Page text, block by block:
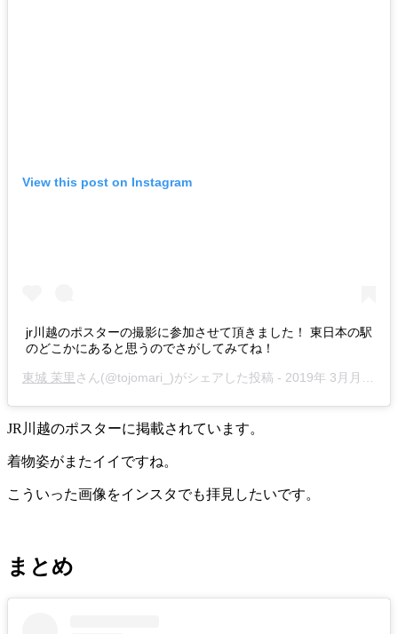
View this post on Instagram
jr川越のポスターの撮影に参加させて頂きました！ 東日本の駅
のどこかにあると思うのでさがしてみてね！
東城 茉里 さん(@tojomari_)がシェアした投稿 - 2019年 3月月14日午前4時39分PDT
JR川越のポスターに掲載されています。
着物姿がまたイイですね。
こういった画像をインスタでも拝見したいです。
まとめ